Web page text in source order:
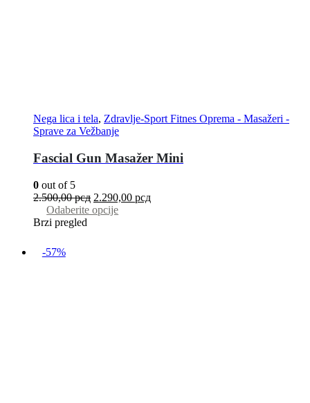
Nega lica i tela, Zdravlje-Sport Fitnes Oprema - Masažeri -
Sprave za Vežbanje
Fascial Gun Masažer Mini
0 out of 5
2.500,00рсд 2.290,00 рсд
Odaberite opcije
Brzi pregled
-57%